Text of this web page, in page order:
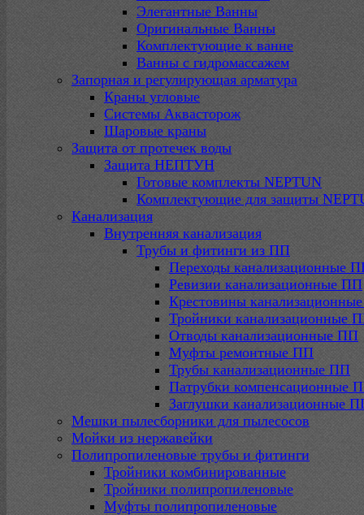
Элегантные Ванны
Оригинальные Ванны
Комплектующие к ванне
Ванны с гидромассажем
Запорная и регулирующая арматура
Краны угловые
Системы Аквасторож
Шаровые краны
Защита от протечек воды
Защита НЕПТУН
Готовые комплекты NEPTUN
Комплектующие для защиты
Канализация
Внутренняя канализация
Трубы и фитинги из ПП
Переходы канализационные
Ревизии канализационные ПП
Крестовины
Тройники канализационные
Отводы канализационные ПП
Муфты ремонтные ПП
Трубы канализационные ПП
Патрубки компенсационные
Заглушки канализационные
Мешки пылесборники для пылесосов
Мойки из нержавейки
Полипропиленовые трубы и фитинги
Тройники комбинированные
Тройники полипропиленовые
Муфты полипропиленовые